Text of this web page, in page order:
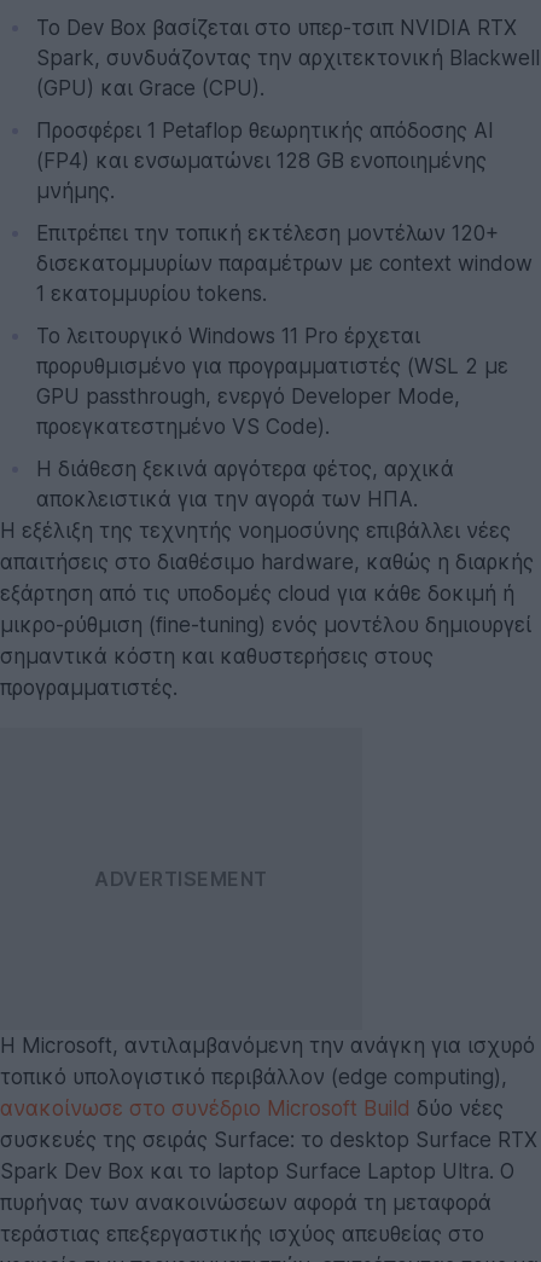
Το Dev Box βασίζεται στο υπερ-τσιπ NVIDIA RTX
Spark, συνδυάζοντας την αρχιτεκτονική Blackwell
(GPU) και Grace (CPU).
Προσφέρει 1 Petaflop θεωρητικής απόδοσης AI
(FP4) και ενσωματώνει 128 GB ενοποιημένης
μνήμης.
Επιτρέπει την τοπική εκτέλεση μοντέλων 120+
δισεκατομμυρίων παραμέτρων με context window
1 εκατομμυρίου tokens.
Το λειτουργικό Windows 11 Pro έρχεται
προρυθμισμένο για προγραμματιστές (WSL 2 με
GPU passthrough, ενεργό Developer Mode,
προεγκατεστημένο VS Code).
Η διάθεση ξεκινά αργότερα φέτος, αρχικά
αποκλειστικά για την αγορά των ΗΠΑ.
Η εξέλιξη της τεχνητής νοημοσύνης επιβάλλει νέες
απαιτήσεις στο διαθέσιμο hardware, καθώς η διαρκής
εξάρτηση από τις υποδομές cloud για κάθε δοκιμή ή
μικρο-ρύθμιση (fine-tuning) ενός μοντέλου δημιουργεί
σημαντικά κόστη και καθυστερήσεις στους
προγραμματιστές.
Η Microsoft, αντιλαμβανόμενη την ανάγκη για ισχυρό
τοπικό υπολογιστικό περιβάλλον (edge computing),
ανακοίνωσε στο συνέδριο Microsoft Build δύο νέες
συσκευές της σειράς Surface: το desktop Surface RTX
Spark Dev Box και το laptop Surface Laptop Ultra. Ο
πυρήνας των ανακοινώσεων αφορά τη μεταφορά
τεράστιας επεξεργαστικής ισχύος απευθείας στο